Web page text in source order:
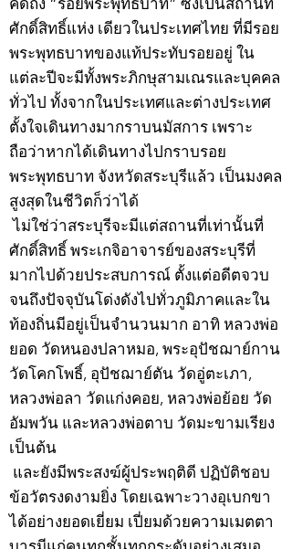
คิดถึง “รอยพระพุทธบาท” ซึ่งเป็นสถานที่
ศักดิ์สิทธิ์แห่ง เดียวในประเทศไทย ที่มีรอย
พระพุทธบาทของแท้ประทับรอยอยู่ ใน
แต่ละปีจะมีทั้งพระภิกษุสามเณรและบุคคล
ทั่วไป ทั้งจากในประเทศและต่างประเทศ
ตั้งใจเดินทางมากราบนมัสการ เพราะ
ถือว่าหากได้เดินทางไปกราบรอย
พระพุทธบาท จังหวัดสระบุรีแล้ว เป็นมงคล
สูงสุดในชีวิตก็ว่าได้
ไม่ใช่ว่าสระบุรีจะมีแต่สถานที่เท่านั้นที่
ศักดิ์สิทธิ์ พระเกจิอาจารย์ของสระบุรีที่
มากไปด้วยประสบการณ์ ตั้งแต่อดีตจวบ
จนถึงปัจจุบันโด่งดังไปทั่วภูมิภาคและใน
ท้องถิ่นมีอยู่เป็นจำนวนมาก อาทิ หลวงพ่อ
ยอด วัดหนองปลาหมอ, พระอุปัชฌาย์กาน
วัดโคกโพธิ์, อุปัชฌาย์ตัน วัดอู่ตะเภา,
หลวงพ่อลา วัดแก่งคอย, หลวงพ่อย้อย วัด
อัมพวัน และหลวงพ่อตาบ วัดมะขามเรียง
เป็นต้น
และยังมีพระสงฆ์ผู้ประพฤติดี ปฏิบัติชอบ
ข้อวัตรงดงามยิ่ง โดยเฉพาะวางอุเบกขา
ได้อย่างยอดเยี่ยม เปี่ยมด้วยความเมตตา